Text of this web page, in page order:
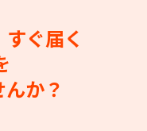
ぐ届く
か？